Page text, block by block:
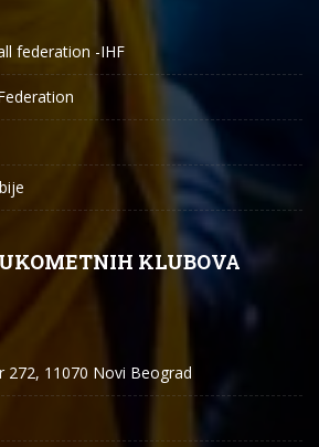
federation -IHF
KLUBOVA
272, 11070 Novi Beograd